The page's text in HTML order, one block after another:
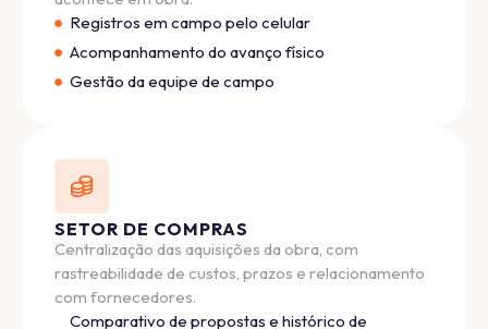
Registros em campo pelo celular
Acompanhamento do avanço físico
Gestão da equipe de campo
SETOR DE COMPRAS
Centralização das aquisições da obra, com
rastreabilidade de custos, prazos e relacionamento
com fornecedores.
Comparativo de propostas e histórico de